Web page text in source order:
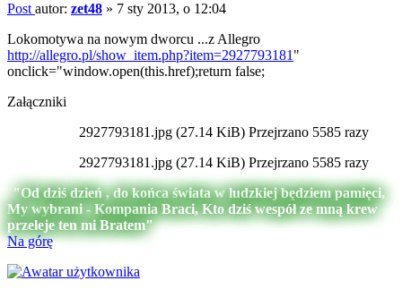
Post autor: zet48 » 7 sty 2013, o 12:04
Lokomotywa na nowym dworcu ...z Allegro
http://allegro.pl/show_item.php?item=2927793181 "
onclick="window.open(this.href);return false;
Załączniki
2927793181.jpg (27.14 KiB) Przejrzano 5585 razy
2927793181.jpg (27.14 KiB) Przejrzano 5585 razy
"Od dziś dzień , do końca świata w ludzkiej będziem pamięci,
My wybrani - Kompania Braci, Kto dziś wespół ze mną krew
przeleje ten mi Bratem"
Na górę